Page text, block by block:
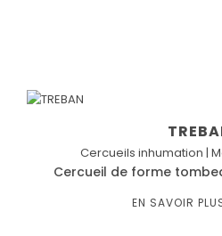
Cercueils inhumation |
Cercueil de forme
EN SAVOIR